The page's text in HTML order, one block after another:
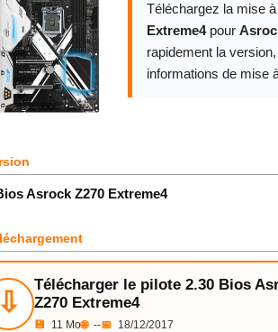
Téléchargez la mise
Extreme4pour
rapidement la
informations de mise
Asrock Z270 Extreme4
⇩
Télécharger le pilote 2.30 Bios
Z270 Extreme4
💾 11 Mo🌐 --📅 18/12/2017